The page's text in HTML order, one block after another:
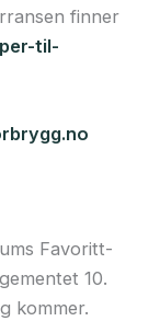
finner
til-
Favoritt-
10.
kommer.